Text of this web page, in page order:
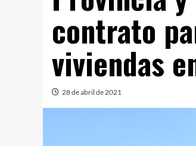
contrato
viviendas
28 de abril de 2021